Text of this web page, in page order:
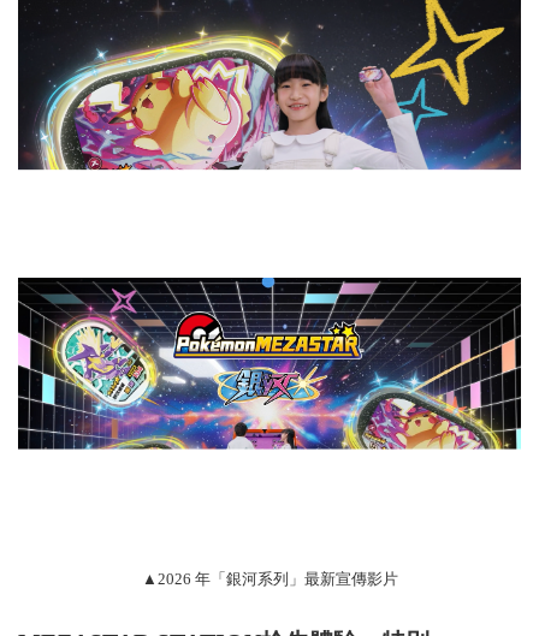
▲2026 年「銀河系列」最新宣傳影片